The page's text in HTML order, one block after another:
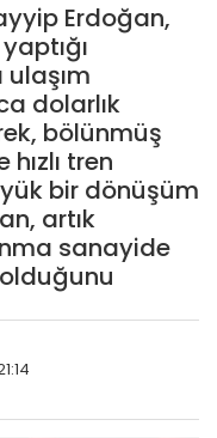
Erdoğan,
dolarlık
bölünmüş
tren
bir dönüşüm
artık
sanayide